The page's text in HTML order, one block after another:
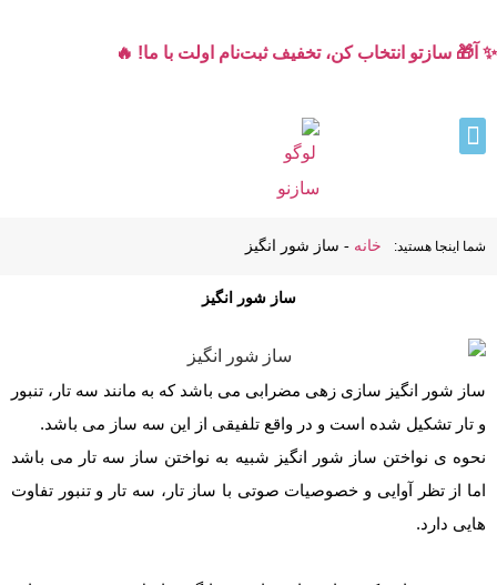
✨ آ🎁 سازتو انتخاب کن، تخفیف ثبت‌نام اولت با ما! 🔥
شما اینجا هستید: خانه - ساز شور انگیز
ساز شور انگیز
ساز شور انگیز سازی زهی مضرابی می باشد که به مانند سه تار، تنبور
و تار تشکیل شده است و در واقع تلفیقی از این سه ساز می باشد.
نحوه ی نواختن ساز شور انگیز شبیه به نواختن ساز سه تار می باشد
اما از تظر آوایی و خصوصیات صوتی با ساز تار، سه تار و تنبور تفاوت
هایی دارد.